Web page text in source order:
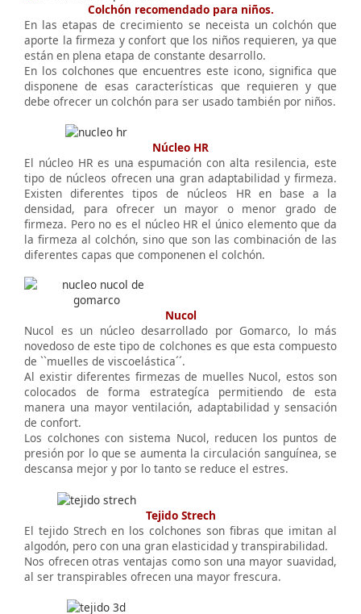
Colchón recomendado para niños.
En las etapas de crecimiento se neceista un colchón que
aporte la firmeza y confort que los niños requieren, ya que
están en plena etapa de constante desarrollo.
En los colchones que encuentres este icono, significa que
disponene de esas características que requieren y que
debe ofrecer un colchón para ser usado también por niños.
Núcleo HR
El núcleo HR es una espumación con alta resilencia, este
tipo de núcleos ofrecen una gran adaptabilidad y firmeza.
Existen diferentes tipos de núcleos HR en base a la
densidad, para ofrecer un mayor o menor grado de
firmeza. Pero no es el núcleo HR el único elemento que da
la firmeza al colchón, sino que son las combinación de las
diferentes capas que componenen el colchón.
Nucol
Nucol es un núcleo desarrollado por Gomarco, lo más
novedoso de este tipo de colchones es que esta compuesto
de ``muelles de viscoelástica´´.
Al existir diferentes firmezas de muelles Nucol, estos son
colocados de forma estrategíca permitiendo de esta
manera una mayor ventilación, adaptabilidad y sensación
de confort.
Los colchones con sistema Nucol, reducen los puntos de
presión por lo que se aumenta la circulación sanguínea, se
descansa mejor y por lo tanto se reduce el estres.
Tejido Strech
El tejido Strech en los colchones son fibras que imitan al
algodón, pero con una gran elasticidad y transpirabilidad.
Nos ofrecen otras ventajas como son una mayor suavidad,
al ser transpirables ofrecen una mayor frescura.